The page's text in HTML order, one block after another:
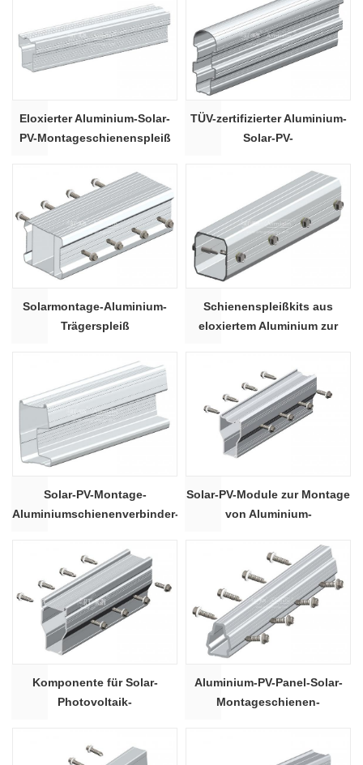
WHC-04 #
Eloxierter Aluminium-Solar-
PV-Montageschienenspleiß
TÜV-zertifizierter Aluminium-
Solar-PV-
Solarmontage-Aluminium-
Trägerspleiß
Schienenspleißkits aus
eloxiertem Aluminium zur
Solar-PV-Montage-
Aluminiumschienenverbinder-
Solar-PV-Module zur Montage
von Aluminium-
Komponente für Solar-
Photovoltaik-
Aluminium-PV-Panel-Solar-
Montageschienen-